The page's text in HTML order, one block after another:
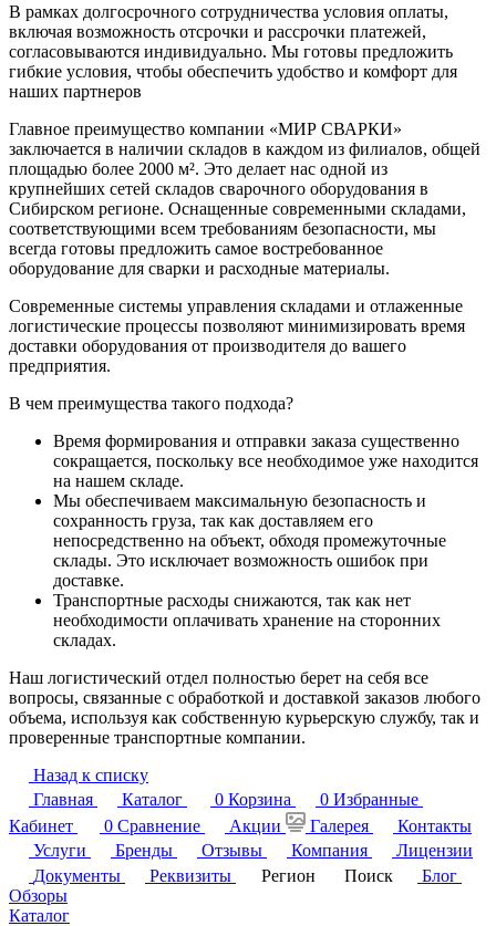
В рамках долгосрочного сотрудничества условия оплаты,
включая возможность отсрочки и рассрочки платежей,
согласовываются индивидуально. Мы готовы предложить
гибкие условия, чтобы обеспечить удобство и комфорт для
наших партнеров
Главное преимущество компании «МИР СВАРКИ»
заключается в наличии складов в каждом из филиалов, общей
площадью более 2000 м². Это делает нас одной из
крупнейших сетей складов сварочного оборудования в
Сибирском регионе. Оснащенные современными складами,
соответствующими всем требованиям безопасности, мы
всегда готовы предложить самое востребованное
оборудование для сварки и расходные материалы.
Современные системы управления складами и отлаженные
логистические процессы позволяют минимизировать время
доставки оборудования от производителя до вашего
предприятия.
В чем преимущества такого подхода?
Время формирования и отправки заказа существенно
сокращается, поскольку все необходимое уже находится
на нашем складе.
Мы обеспечиваем максимальную безопасность и
сохранность груза, так как доставляем его
непосредственно на объект, обходя промежуточные
склады. Это исключает возможность ошибок при
доставке.
Транспортные расходы снижаются, так как нет
необходимости оплачивать хранение на сторонних
складах.
Наш логистический отдел полностью берет на себя все
вопросы, связанные с обработкой и доставкой заказов любого
объема, используя как собственную курьерскую службу, так и
проверенные транспортные компании.
Назад к списку
Главная
Каталог 0 Корзина 0 Избранные
Кабинет
0 Сравнение Акции Галерея
Контакты
Услуги
Бренды Отзывы Компания
Лицензии
Документы
Реквизиты Регион Поиск
Блог
Обзоры
Каталог